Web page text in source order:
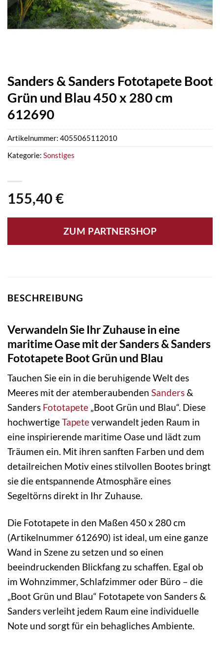
Sanders & Sanders Fototapete Boot
Grün und Blau 450 x 280 cm
612690
155,40 €
ZUM PARTNERSHOP
Artikelnummer: 4055065112010
Kategorie: Sonstiges
BESCHREIBUNG
Verwandeln Sie Ihr Zuhause in eine
maritime Oase mit der Sanders & Sanders
Fototapete Boot Grün und Blau
Tauchen Sie ein in die beruhigende Welt des
Meeres mit der atemberaubenden Sanders&
Sanders Fototapete „Boot Grün und Blau“. Diese
hochwertigeTapeteverwandelt jeden Raum in
eine inspirierende maritime Oase und lädt zum
Träumen ein. Mit ihren sanften Farben und dem
detailreichen Motiv eines stilvollen Bootes bringt
sie die entspannende Atmosphäre eines
Segeltörns direkt in Ihr Zuhause.
Die Fototapete in den Maßen 450 x 280 cm
(Artikelnummer 612690) ist ideal, um eine ganze
Wand in Szene zu setzen und so einen
beeindruckenden Blickfang zu schaffen. Egal ob
im Wohnzimmer, Schlafzimmer oder Büro – die
„Boot Grün und Blau“ Fototapete von Sanders &
Sanders verleiht jedem Raum eine individuelle
Note und sorgt für ein behagliches Ambiente.